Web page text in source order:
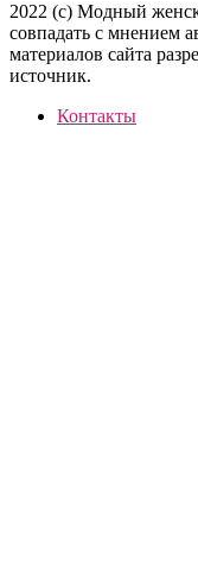
2022 (c) Модный
совпадать с мнением
материалов сайта
источник.
Контакты